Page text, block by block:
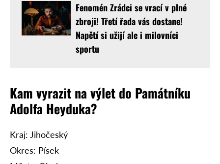
Fenomén Zrádci se vrací v plné
zbroji! Třetí řada vás dostane!
Napětí si užijí ale i milovníci
sportu
Kam vyrazit na výlet do Památníku
Adolfa Heyduka?
Kraj: Jihočeský
Okres: Písek